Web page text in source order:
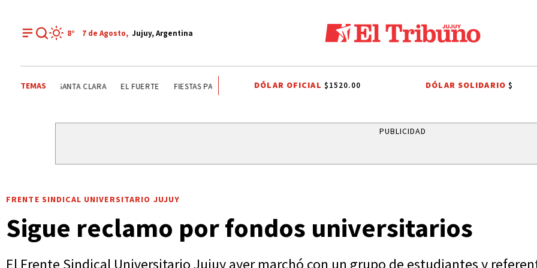
8° 7 de Agosto, Jujuy, Argentina
TEMASSANTA CLARA EL FUERTE FIESTAS PATRONALES A SAN CAYETANO FIESTAS PATRONALES A SAN CAYETANO FIESTAS
DÓLAR OFICIAL $1520.00 DÓLAR SOLIDARIO$
PUBLICIDAD
FRENTE SINDICAL UNIVERSITARIO JUJUY
Sigue reclamo por fondos universitarios
El Frente Sindical Universitario Jujuy ayer marchó con un grupo de estudiantes y